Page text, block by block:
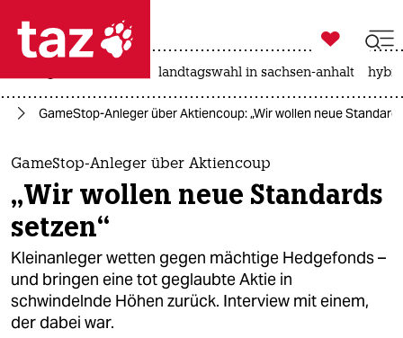
 taz zahl ich
taz zahl ich
themen
politik
öko
gesellschaft
kultur

taz zahl ich
landtagswahl in sachsen-anhalt
GameStop-Anleger über Aktiencoup: „Wir wollen neue
GameStop-Anleger über Aktiencoup
„Wir wollen neue Standards
setzen“
Kleinanleger wetten gegen mächtige Hedgefonds –
und bringen eine tot geglaubte Aktie in
schwindelnde Höhen zurück. Interview mit einem,
der dabei war.